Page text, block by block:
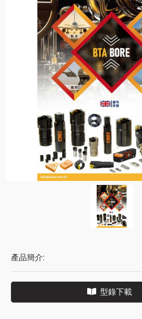
產品簡介:
型錄下載